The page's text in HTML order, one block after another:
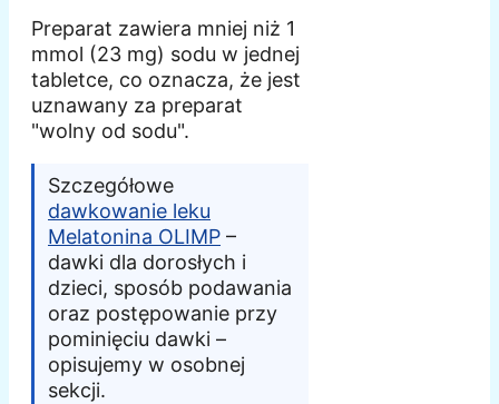
Preparat zawiera mniej niż 1
mmol (23 mg) sodu w jednej
tabletce, co oznacza, że jest
uznawany za preparat
"wolny od sodu".
Szczegółowe
dawkowanie leku
Melatonina OLIMP –
dawki dla dorosłych i
dzieci, sposób podawania
oraz postępowanie przy
pominięciu dawki –
opisujemy w osobnej
sekcji.